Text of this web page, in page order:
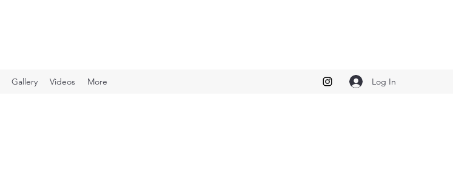
Gallery Videos More Log In